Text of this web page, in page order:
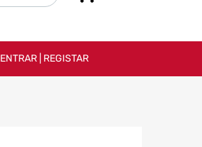
ENTRAR | REGISTAR